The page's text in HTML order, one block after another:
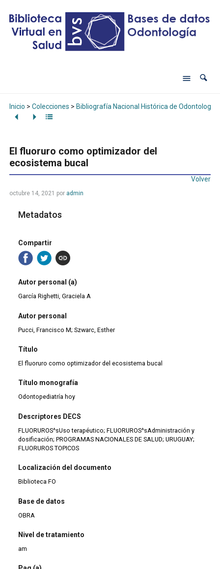
Inicio > Colecciones > Bibliografía Nacional Histórica de Odontología
El fluoruro como optimizador del
ecosistema bucal
Volver
octubre 14, 2021 por admin
Metadatos
Compartir
Autor personal (a)
García Righetti, Graciela A
Autor personal
Pucci, Francisco M; Szwarc, Esther
Título
El fluoruro como optimizador del ecosistema bucal
Título monografía
Odontopediatría hoy
Descriptores DECS
FLUORUROS^sUso terapéutico; FLUORUROS^sAdministración y
dosificación; PROGRAMAS NACIONALES DE SALUD; URUGUAY;
FLUORUROS TOPICOS
Localización del documento
Biblioteca FO
Base de datos
OBRA
Nivel de tratamiento
am